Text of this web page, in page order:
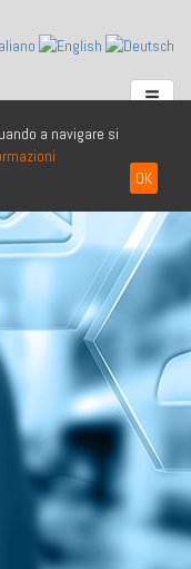
a navigare si
OK